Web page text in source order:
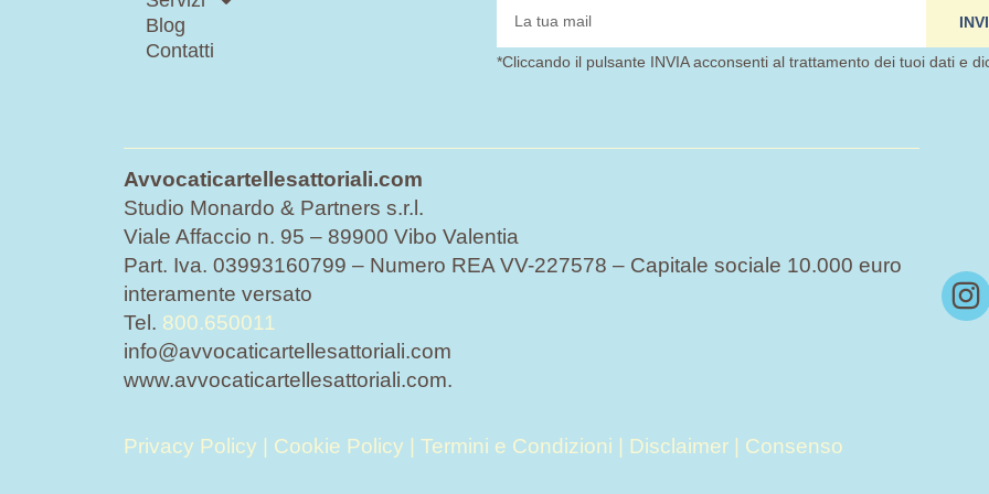
Blog
Contatti
*Cliccando il pulsante INVIA acconsenti al trattamento dei tuoi dati e
Avvocaticartellesattoriali.com
Studio Monardo & Partners s.r.l.
Viale Affaccio n. 95 – 89900 Vibo Valentia
Part. Iva. 03993160799 – Numero REA VV-227578 – Capitale sociale 10.000 euro
interamente versato
Tel. 800.650011
info@avvocaticartellesattoriali.com
www.avvocaticartellesattoriali.com.
Privacy Policy | Cookie Policy | Termini e Condizioni | Disclaimer | Consenso
I
n